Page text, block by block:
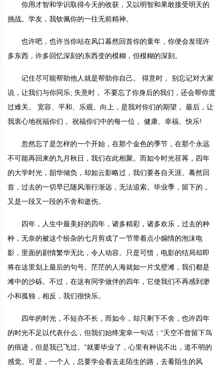
你用才智和学识取得今天的收获，又以明智和果敢接受明天的
挑战。学友，我钦佩你的一往无前精神。
也许吧，也许当你站在风口暮然回首你的童年，你便会发现许
多东西，许多回忆深刻的东西变的模糊，但模糊的深刻。
记住尽可能帮助他人就是帮助你自己。 得意时， 别忘记对大家
说，让我们与你同乐; 失意时， 不要忘了你身后的我们，还会帮你度
过难关。 宽容、平和、乐观、向上，是我对你们的期望， 最后，让
我衷心地祝福你们， 祝福你们中的每一位， 健康、幸福、快乐!
忽然忘了是怎样的一个开始，在那个金色的季节，在那个永远
不可能再回来的九月秋日，我们在此相聚。而如今时光荏苒，四年
的大学时光，韶华倾负，却如云影略过，我们要各自天涯。蓦然回
首，过去的一切早已随风渐行渐远，无法追索。毕业季，留下的，
又是一段又一段的不舍和逝伤。
四年，人生中最美好的四年，诸多精彩，诸多欢乐，过去的种
种，无奈的被这个纷杂的七月剪成了一节带着点小煽情的泡沫电
影，里面的剧情繁华无比，令人动容。只是可惜，电影的结局却即
将在这里划上最后的句号。茫茫的人海就如一片戈壁滩，我们都是
滩中的沙砾。不过，在这有同学做伴的四年，它使我们不再感到渺
小和孤独，相反，我们很快乐。
四年的时光，不短亦不长，而如今，却只剩下不舍，也许四年
的时光不足以代表什么，但我们始终宠幸一句话：“天空不曾留下鸟
的痕迹，但是我已飞过。”就要毕业了，心里有种说不出，道不明的
感觉。可是，一个人，总要学会着去走陌生的路，去看陌生的风